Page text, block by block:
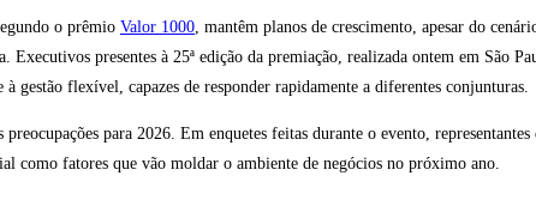
o prêmio Valor 1000, mantêm planos de crescimento, apesar do
Executivos presentes à 25ª edição da premiação, realizada ontem em São
gestão flexível, capazes de responder rapidamente a diferentes conjunturas.
para 2026. Em enquetes feitas durante o evento,
como fatores que vão moldar o ambiente de negócios no próximo ano.